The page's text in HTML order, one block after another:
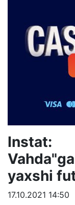
Instat:
yaxshi
17.10.2021 14:50